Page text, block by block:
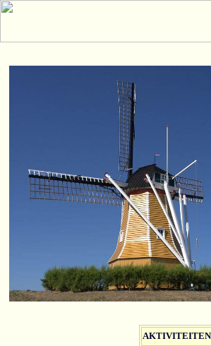
AKTIVITEITEN